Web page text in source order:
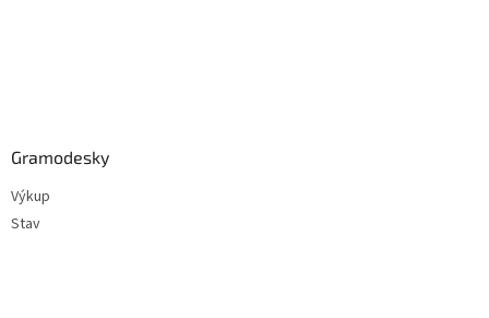
Gramodesky
Výkup
Stav